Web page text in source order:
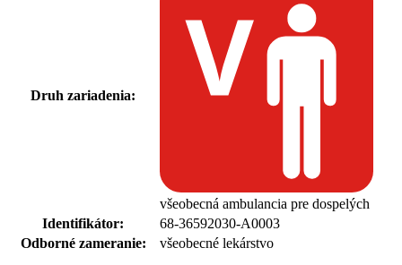
Druh zariadenia:
všeobecná ambulancia pre dospelých
Identifikátor:
68-36592030-A0003
Odborné zameranie:
všeobecné lekárstvo